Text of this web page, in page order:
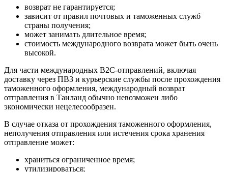
возврат не гарантируется;
зависит от правил почтовых и таможенных служб
страны получения;
может занимать длительное время;
стоимость международного возврата может быть очень
высокой.
Для части международных B2C-отправлений, включая
доставку через ПВЗ и курьерские службы после прохождения
таможенного оформления, международный возврат
отправления в Таиланд обычно невозможен либо
экономически нецелесообразен.
В случае отказа от прохождения таможенного оформления,
неполучения отправления или истечения срока хранения
отправление может:
храниться ограниченное время;
утилизироваться;